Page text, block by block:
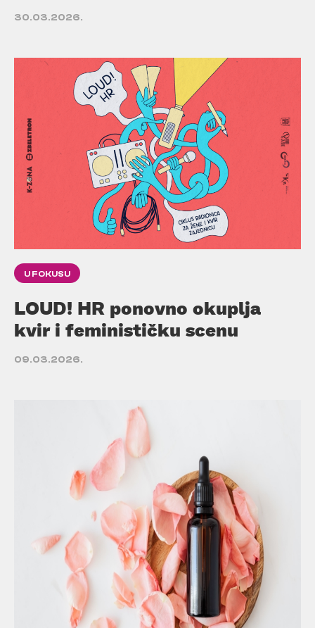
30.03.2026.
U FOKUSU
LOUD! HR ponovno okuplja
kvir i feminističku scenu
09.03.2026.